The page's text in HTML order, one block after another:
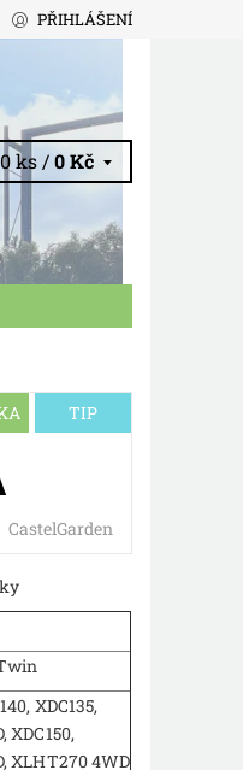
PŘIHLÁŠENÍ
0 ks /0 Kč
TIP
CastelGarden
XDC135,
XDC150,
XLHT270 4WD